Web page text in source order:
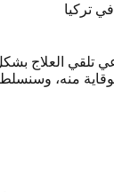
في تركيا
تلقي العلاج
منه،